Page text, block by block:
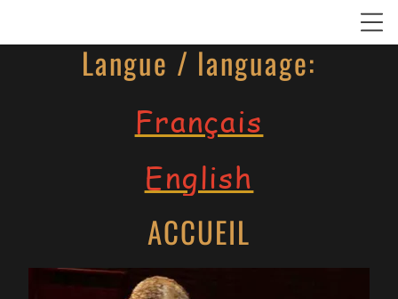
Langue / language:
Français
English
ACCUEIL